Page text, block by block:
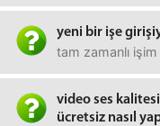
yeni bir işe
tam zamanlı
video ses
ücretsiz nasıl